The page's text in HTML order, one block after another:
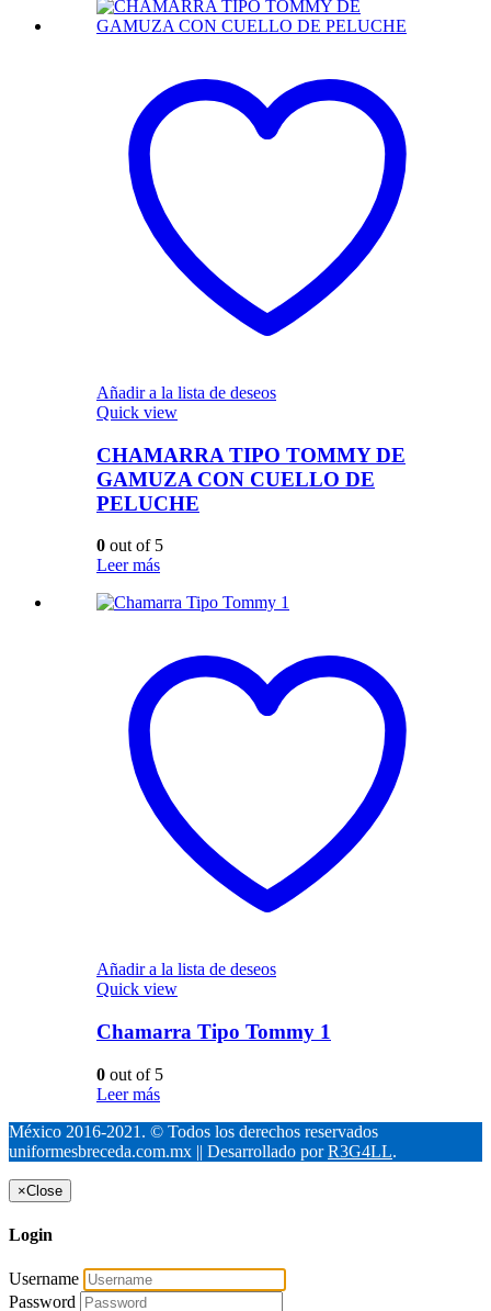
Añadir a la lista de deseos
Quick view
CHAMARRA TIPO TOMMY DE
GAMUZA CON CUELLO DE
PELUCHE
0 out of 5
Leer más
Añadir a la lista de deseos
Quick view
Chamarra Tipo Tommy 1
0 out of 5
Leer más
México 2016-2021. © Todos los derechos reservados
uniformesbreceda.com.mx || Desarrollado porR3G4LL.
×Close
Login
Username
Password